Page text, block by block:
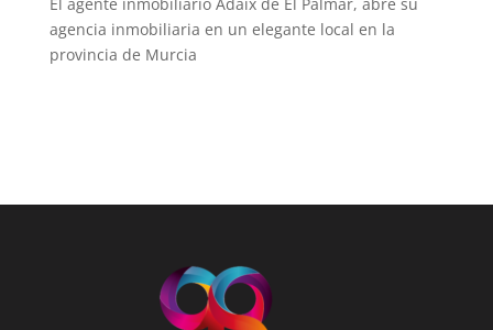
agencia inmobiliaria en un elegante local en la
provincia de Murcia